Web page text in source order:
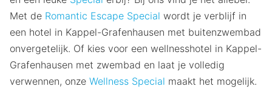
Met de Romantic Escape Special wordt je verblijf in
een hotel in Kappel-Grafenhausen met buitenzwembad
onvergetelijk. Of kies voor een wellnesshotel in Kappel-
Grafenhausen met zwembad en laat je volledig
verwennen, onze Wellness Special maakt het mogelijk.